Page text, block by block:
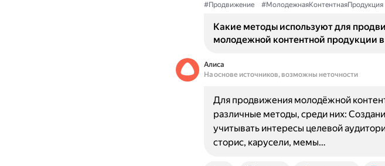
#Продвижение
#МолодежнаяКонтентнаяПродукция
Какие методы используют для
молодежной контентной продукции в
Алиса
На основе источников, возможны неточности
Для продвижения молодёжной
различные методы, среди них:
учитывать интересы целевой
сторис, карусели, мемы…